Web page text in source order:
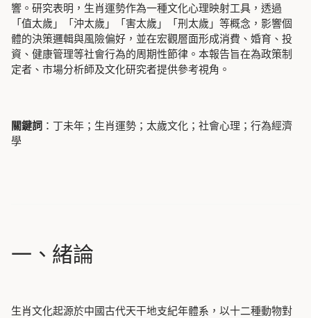
響。研究表明，生肖運勢作為一種文化心理映射工具，透過
「值太歲」「沖太歲」「害太歲」「刑太歲」等概念，影響個
體的決策邏輯與風險偏好，並在宏觀層面形成消費、婚育、投
資、健康管理等社會行為的周期性節律。本報告旨在為政策制
定者、市場分析師及文化研究者提供參考視角。
關鍵詞 ：丁未年；生肖運勢；太歲文化；社會心理；行為經濟
學
一、緒論
生肖文化起源於中國古代天干地支紀年體系，以十二種動物對